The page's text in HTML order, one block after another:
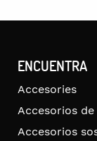
ENCUENTRA
Accesories
Accesorios
Accesorios